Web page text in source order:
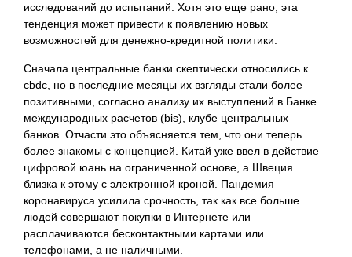
исследований до испытаний. Хотя это еще рано, эта
тенденция может привести к появлению новых
возможностей для денежно-кредитной политики.
Сначала центральные банки скептически относились к
cbdc, но в последние месяцы их взгляды стали более
позитивными, согласно анализу их выступлений в Банке
международных расчетов (bis), клубе центральных
банков. Отчасти это объясняется тем, что они теперь
более знакомы с концепцией. Китай уже ввел в действие
цифровой юань на ограниченной основе, а Швеция
близка к этому с электронной кроной. Пандемия
коронавируса усилила срочность, так как все больше
людей совершают покупки в Интернете или
расплачиваются бесконтактными картами или
телефонами, а не наличными.